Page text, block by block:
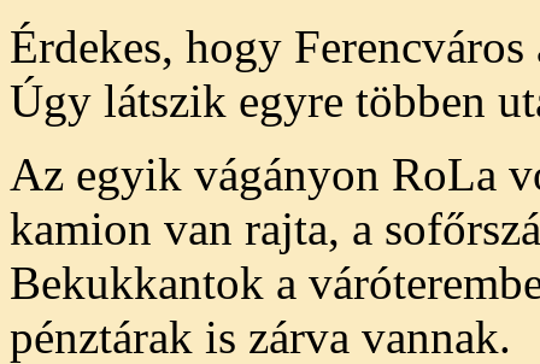
Érdekes, hogy
Úgy látszik egyre többen
Az egyik vágányon RoLa
kamion van rajta, a
Bekukkantok a
pénztárak is zárva vannak.